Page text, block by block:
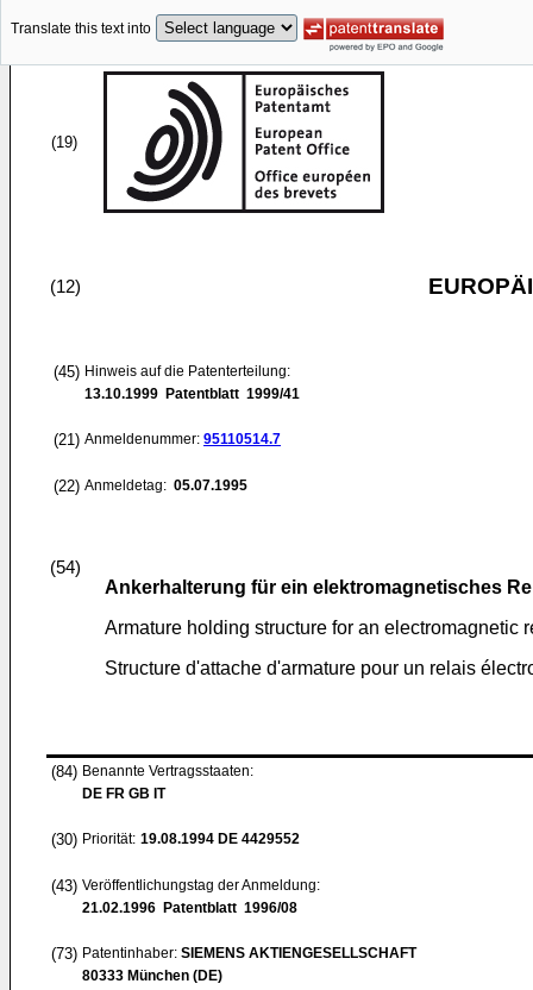
Translate this text into
(19)
(12)
(45) Hinweis auf die Patenterteilung:
13.10.1999 Patentblatt 1999/41
(21) Anmeldenummer: 95110514.7
(22) Anmeldetag: 05.07.1995
(54)
Ankerhalterung für ein elektromagnetisches
Armature holding structure for an electromagnetic
Structure d'attache d'armature pour un relais
(84) Benannte Vertragsstaaten:
DE FR GB IT
(30) Priorität: 19.08.1994 DE 4429552
(43) Veröffentlichungstag der Anmeldung:
21.02.1996 Patentblatt 1996/08
(73) Patentinhaber: SIEMENS AKTIENGESELLSCHAFT
80333 München (DE)